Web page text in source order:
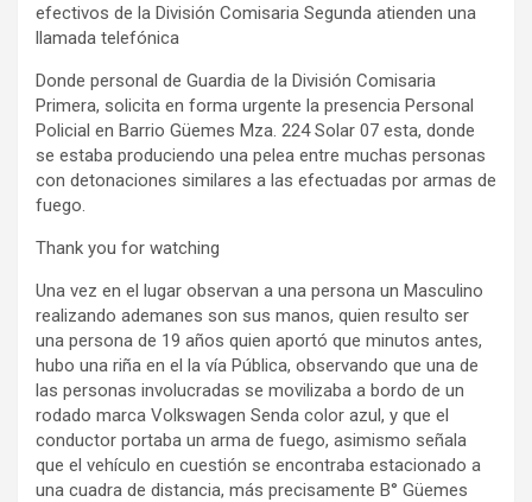
efectivos de la División Comisaria Segunda atienden una
llamada telefónica
Donde personal de Guardia de la División Comisaria
Primera, solicita en forma urgente la presencia Personal
Policial en Barrio Güemes Mza. 224 Solar 07 esta, donde
se estaba produciendo una pelea entre muchas personas
con detonaciones similares a las efectuadas por armas de
fuego.
Thank you for watching
Una vez en el lugar observan a una persona un Masculino
realizando ademanes son sus manos, quien resulto ser
una persona de 19 años quien aportó que minutos antes,
hubo una riña en el la vía Pública, observando que una de
las personas involucradas se movilizaba a bordo de un
rodado marca Volkswagen Senda color azul, y que el
conductor portaba un arma de fuego, asimismo señala
que el vehículo en cuestión se encontraba estacionado a
una cuadra de distancia, más precisamente B° Güemes